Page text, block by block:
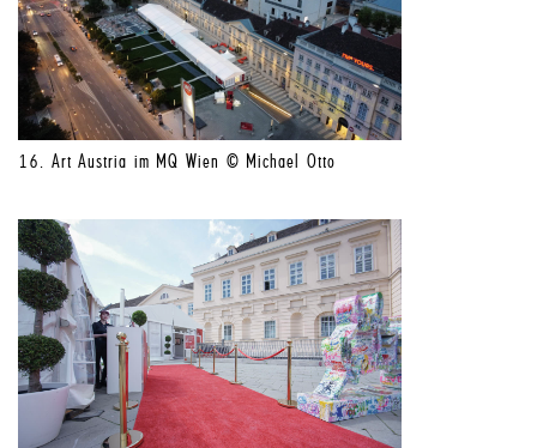
16. Art Austria im MQ Wien © Michael Otto